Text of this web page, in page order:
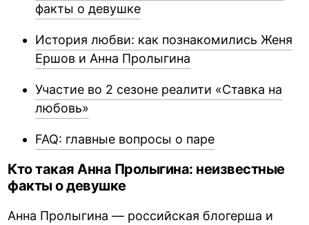
факты о девушке
История любви: как познакомились Женя
Ершов и Анна Пролыгина
Участие во 2 сезоне реалити «Ставка на
любовь»
FAQ: главные вопросы о паре
Кто такая Анна Пролыгина: неизвестные
факты о девушке
Анна Пролыгина — российская блогерша и